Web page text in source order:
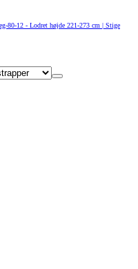
80-12 - Lodret højde 221-273 cm | Stige